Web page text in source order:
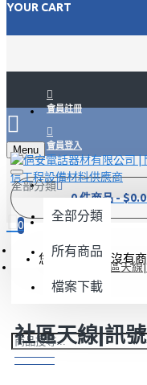
YOUR CART
會員註冊
會員登入
FACEBOOK
LINE@
Menu
0 件商品 -
0
您的需求單內沒有商
全部分類
全部分類
所有商品
檔案下載
社區天
社區天線|訊